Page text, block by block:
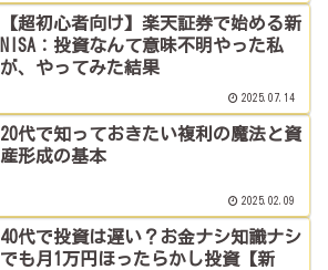
【超初心者向け】楽天証券で始める新
NISA：投資なんて意味不明やった私
が、やってみた結果
2025.07.14
20代で知っておきたい複利の魔法と資
産形成の基本
2025.02.09
40代で投資は遅い？お金ナシ知識ナシ
でも月1万円ほったらかし投資【新